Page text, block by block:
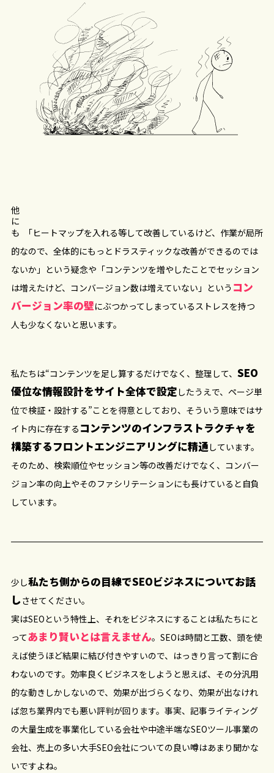
他にも
「ヒートマップを入れる等して改善しているけど、作業が局所
的なので、全体的にもっとドラスティックな改善ができるのでは
ないか」という疑念や「コンテンツを増やしたことでセッション
は増えたけど、コンバージョン数は増えていない」という コン
バージョン率の壁にぶつかってしまっているストレスを持つ
人も少なくないと思います。
私たちは“コンテンツを足し算するだけでなく、整理して、 SEO
優位な情報設計をサイト全体で設定 したうえで、ページ単
位で検証・設計する”ことを得意としており、そういう意味ではサ
イト内に存在する コンテンツのインフラストラクチャを
構築するフロントエンジニアリングに精通しています。
そのため、検索順位やセッション等の改善だけでなく、コンバー
ジョン率の向上やそのファシリテーションにも長けていると自負
しています。
少し私たち側からの目線でSEOビジネスについてお話
しさせてください。
実はSEOという特性上、それをビジネスにすることは私たちにと
ってあまり賢いとは言えません。SEOは時間と工数、頭を使
えば使うほど結果に結び付きやすいので、はっきり言って割に合
わないのです。効率良くビジネスをしようと思えば、その分汎用
的な動きしかしないので、効果が出づらくなり、効果が出なけれ
ば忽ち業界内でも悪い評判が回ります。事実、記事ライティング
の大量生成を事業化している会社や中途半端なSEOツール事業の
会社、売上の多い大手SEO会社についての良い噂はあまり聞かな
いですよね。